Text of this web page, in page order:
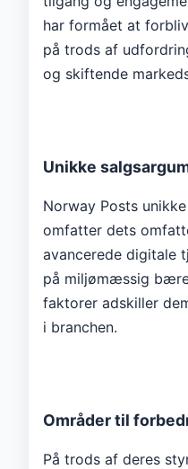
har formået at
på trods af
og skiftende
Unikke
Norway Posts
omfatter dets
avancerede digitale
på miljømæssig
faktorer adskiller
i branchen.
Områder til
På trods af deres